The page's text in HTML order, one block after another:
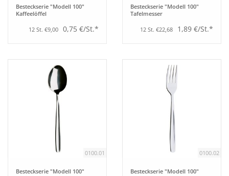
Einrichtung
Berufsbekleidung
Küchentechnik
Küchenmöbel
Besteckserie "Modell 100"
Kaffeelöffel
12 St. €9,00 0,75 €/St.*
Besteckserie "Modell 100"
Tafelmesser
12 St. €22,68 1,89 €/St.*
0100.01
Besteckserie "Modell 100"
0100.02
Besteckserie "Modell 100"